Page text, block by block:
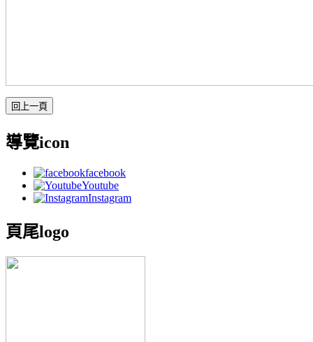
導覽icon
facebook
Youtube
Instagram
頁尾logo